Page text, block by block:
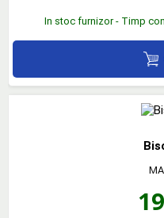
In stoc furnizor - Timp
19